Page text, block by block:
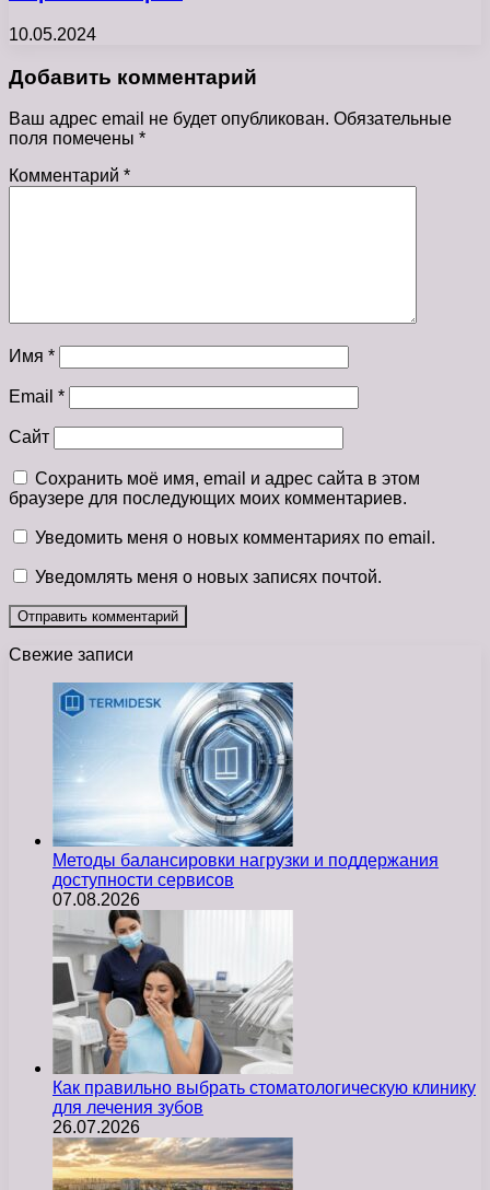
10.05.2024
Добавить комментарий
Ваш адрес email не будет опубликован. Обязательные
поля помечены *
Комментарий *
Имя *
Email *
Сайт
Сохранить моё имя, email и адрес сайта в этом
браузере для последующих моих комментариев.
Уведомить меня о новых комментариях по email.
Уведомлять меня о новых записях почтой.
Свежие записи
Методы балансировки нагрузки и поддержания
доступности сервисов
07.08.2026
Как правильно выбрать стоматологическую клинику
для лечения зубов
26.07.2026